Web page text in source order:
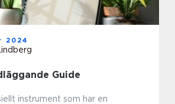
Guide
2024
instrument som har en